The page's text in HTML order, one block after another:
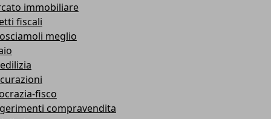
immobiliare
fiscali
meglio
fisco
compravendita